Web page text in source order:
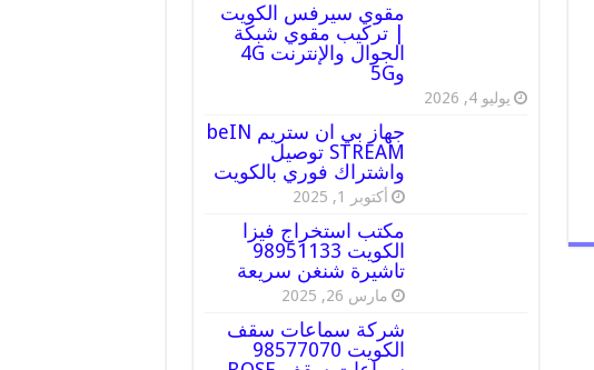
مقوي سيرفس الكويت
| تركيب مقوي شبكة
الجوال والإنترنت 4G
و5G
يوليو 4, 2026
جهاز بي ان ستريم beIN
STREAM توصيل
واشتراك فوري بالكويت
أكتوبر 1, 2025
مكتب استخراج فيزا
الكويت 98951133
تاشيرة شنغن سريعة
مارس 26, 2025
شركة سماعات سقف
الكويت 98577070